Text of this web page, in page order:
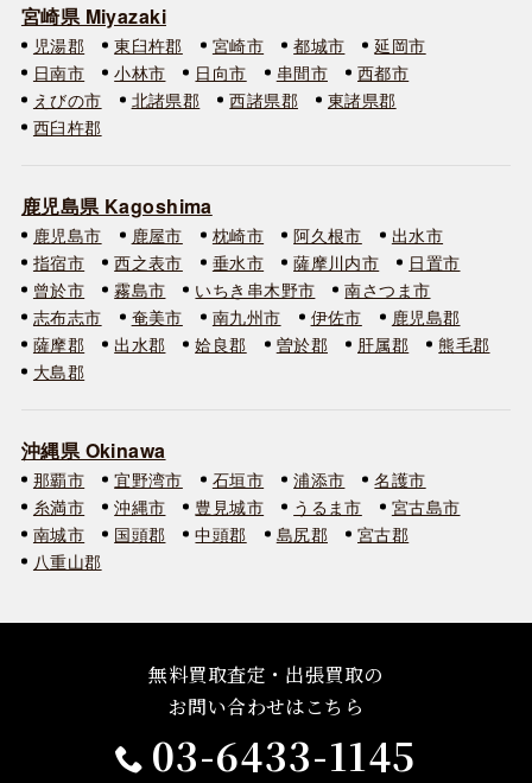
宮崎県 Miyazaki
児湯郡 東臼杵郡 宮崎市 都城市
延岡市
日南市
小林市 日向市 串間市
西都市
えびの市
北諸県郡 西諸県郡
東諸県郡
西臼杵郡
鹿児島県 Kagoshima
鹿児島市 鹿屋市 枕崎市 阿久根市
出水市
指宿市
西之表市 垂水市 薩摩川内市
日置市
曾於市
霧島市 いちき串木野市
南さつま市
志布志市
奄美市 南九州市 伊佐市
鹿児島郡
薩摩郡
出水郡 姶良郡 曽於郡 肝属郡
熊毛郡
大島郡
沖縄県 Okinawa
那覇市 宜野湾市 石垣市 浦添市
名護市
糸満市
沖縄市 豊見城市 うるま市
宮古島市
南城市
国頭郡 中頭郡 島尻郡
宮古郡
八重山郡
無料買取査定・出張買取の
お問い合わせはこちら
03-6433-1145